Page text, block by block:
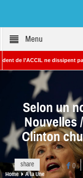
Menu
l’ACCIL ne dissipent pas
– Rédacteur en chef
Selon un
Nouvelles
Clinton
share 0
Home A la Une